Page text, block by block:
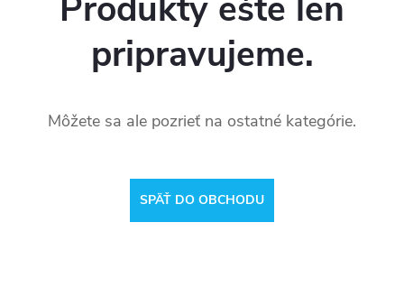
pripravujeme.
Môžete sa ale pozrieť na ostatné kategórie.
SPÄŤ DO OBCHODU